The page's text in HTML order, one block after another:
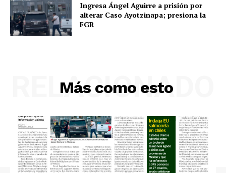
Ingresa Ángel Aguirre a prisión por
alterar Caso Ayotzinapa; presiona la
FGR
Más como esto
RELACIONADO